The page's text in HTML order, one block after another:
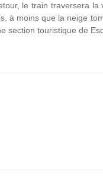
le train traversera
à moins que la neige
section touristique de